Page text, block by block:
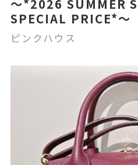
〜*2026 SUMMER
SPECIAL PRICE*〜
ピンクハウス